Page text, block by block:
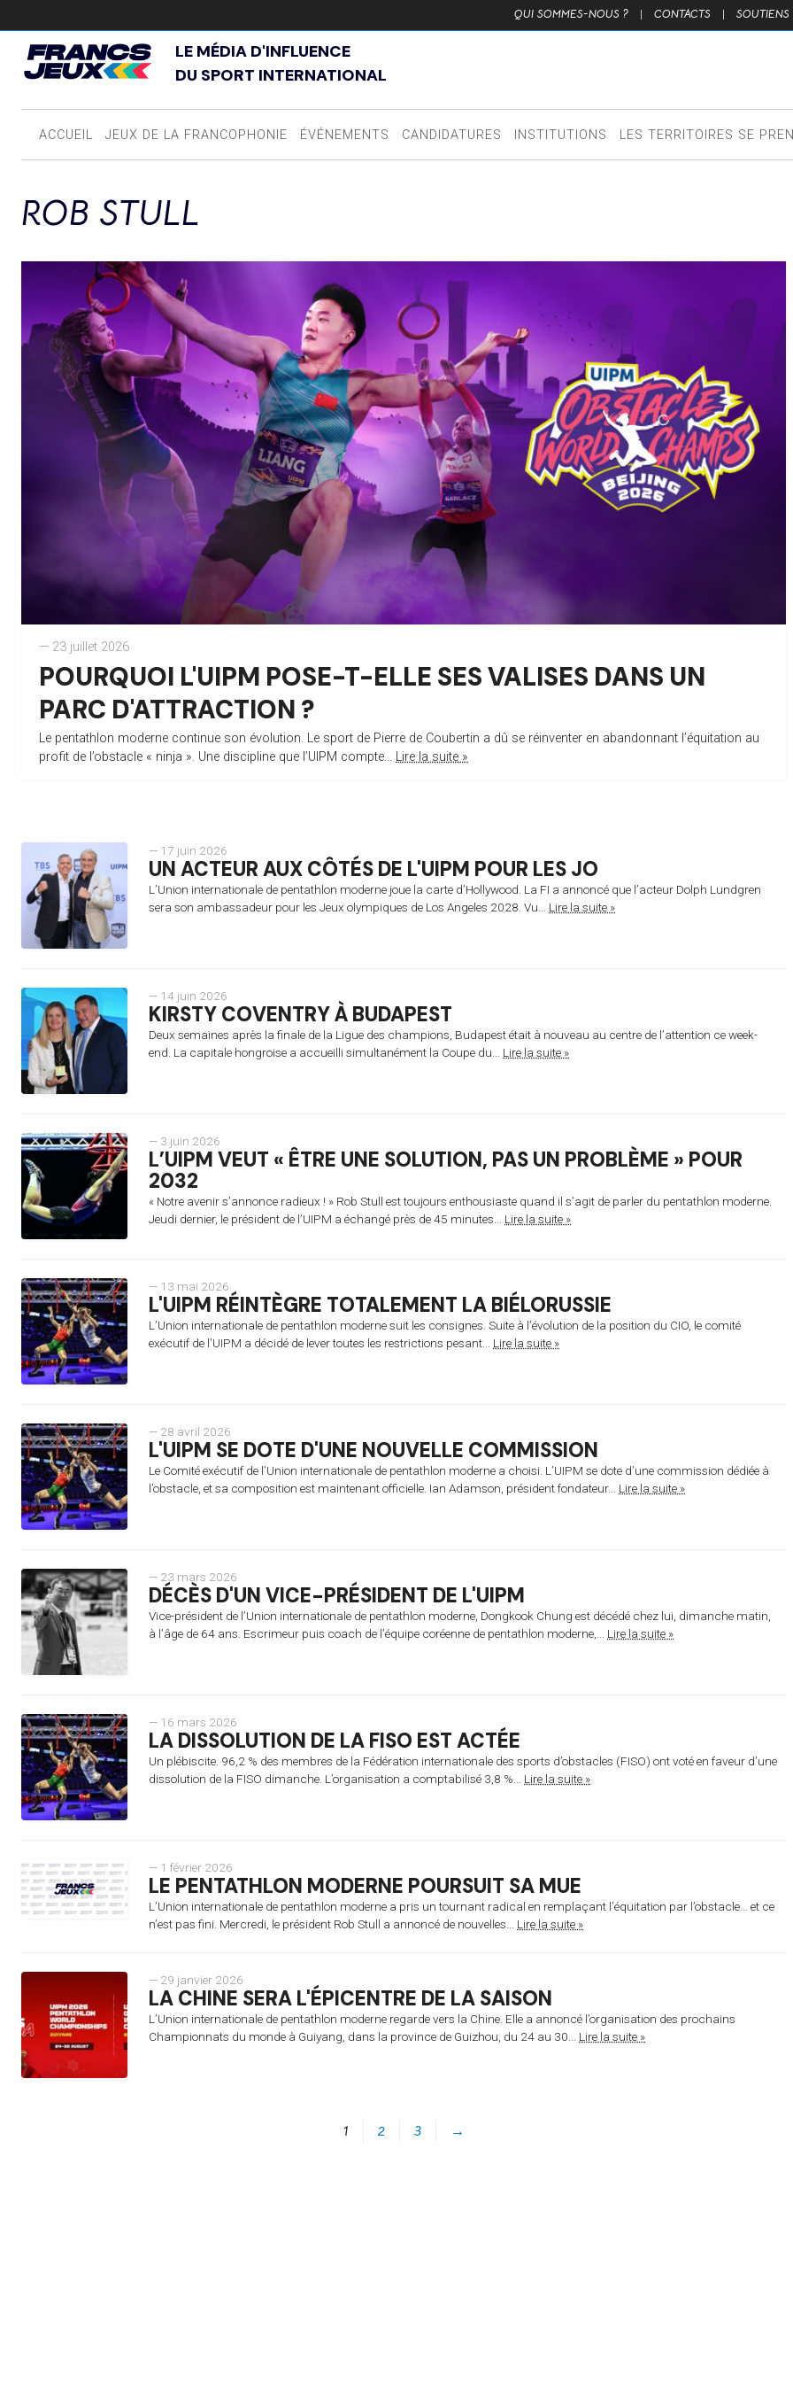
QUI SOMMES-NOUS ? | CONTACTS | SOUTIENS
LE MÉDIA D'INFLUENCE
DU SPORT INTERNATIONAL
ACCUEIL JEUX DE LA FRANCOPHONIE ÉVÉNEMENTS CANDIDATURES INSTITUTIONS LES TERRITOIRES SE
ROB STULL
— 23 juillet 2026
POURQUOI L'UIPM POSE-T-ELLE SES VALISES DANS UN
PARC D'ATTRACTION ?
Le pentathlon moderne continue son évolution. Le sport de Pierre de Coubertin a dû se réinventer en abandonnant l’équitation au
profit de l’obstacle « ninja ». Une discipline que l’UIPM compte... Lire la suite »
— 17 juin 2026
UN ACTEUR AUX CÔTÉS DE L'UIPM POUR LES JO
L’Union internationale de pentathlon moderne joue la carte d’Hollywood. La FI a annoncé que l’acteur Dolph Lundgren
sera son ambassadeur pour les Jeux olympiques de Los Angeles 2028. Vu... Lire la suite »
— 14 juin 2026
KIRSTY COVENTRY À BUDAPEST
Deux semaines après la finale de la Ligue des champions, Budapest était à nouveau au centre de l’attention ce week-
end. La capitale hongroise a accueilli simultanément la Coupe du... Lire la suite »
— 3 juin 2026
L’UIPM VEUT « ÊTRE UNE SOLUTION, PAS UN PROBLÈME » POUR
2032
« Notre avenir s’annonce radieux ! » Rob Stull est toujours enthousiaste quand il s’agit de parler du pentathlon moderne.
Jeudi dernier, le président de l’UIPM a échangé près de 45 minutes... Lire la suite »
— 13 mai 2026
L'UIPM RÉINTÈGRE TOTALEMENT LA BIÉLORUSSIE
L’Union internationale de pentathlon moderne suit les consignes. Suite à l’évolution de la position du CIO, le comité
exécutif de l’UIPM a décidé de lever toutes les restrictions pesant... Lire la suite »
— 28 avril 2026
L'UIPM SE DOTE D'UNE NOUVELLE COMMISSION
Le Comité exécutif de l’Union internationale de pentathlon moderne a choisi. L’UIPM se dote d’une commission dédiée à
l’obstacle, et sa composition est maintenant officielle. Ian Adamson, président fondateur... Lire la suite »
— 23 mars 2026
DÉCÈS D'UN VICE-PRÉSIDENT DE L'UIPM
Vice-président de l’Union internationale de pentathlon moderne, Dongkook Chung est décédé chez lui, dimanche matin,
à l’âge de 64 ans. Escrimeur puis coach de l’équipe coréenne de pentathlon moderne,... Lire la suite »
— 16 mars 2026
LA DISSOLUTION DE LA FISO EST ACTÉE
Un plébiscite. 96,2 % des membres de la Fédération internationale des sports d’obstacles (FISO) ont voté en faveur d’une
dissolution de la FISO dimanche. L’organisation a comptabilisé 3,8 %... Lire la suite »
— 1 février 2026
LE PENTATHLON MODERNE POURSUIT SA MUE
L’Union internationale de pentathlon moderne a pris un tournant radical en remplaçant l’équitation par l’obstacle… et ce
n’est pas fini. Mercredi, le président Rob Stull a annoncé de nouvelles... Lire la suite »
— 29 janvier 2026
LA CHINE SERA L'ÉPICENTRE DE LA SAISON
L’Union internationale de pentathlon moderne regarde vers la Chine. Elle a annoncé l’organisation des prochains
Championnats du monde à Guiyang, dans la province de Guizhou, du 24 au 30... Lire la suite »
1 2 3 →